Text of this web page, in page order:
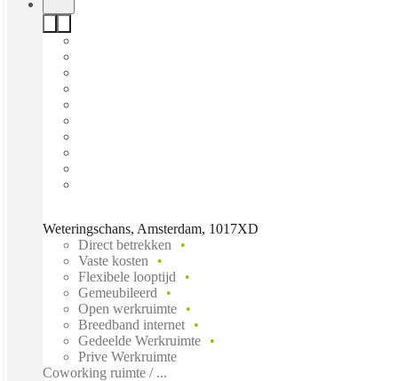
Weteringschans, Amsterdam, 1017XD
Direct betrekken
Vaste kosten
Flexibele looptijd
Gemeubileerd
Open werkruimte
Breedband internet
Gedeelde Werkruimte
Prive Werkruimte
Coworking ruimte / ...